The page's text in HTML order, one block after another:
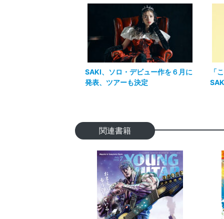
SAKI、ソロ・デビュー作を６月に
発表、ツアーも決定
「
関連書籍